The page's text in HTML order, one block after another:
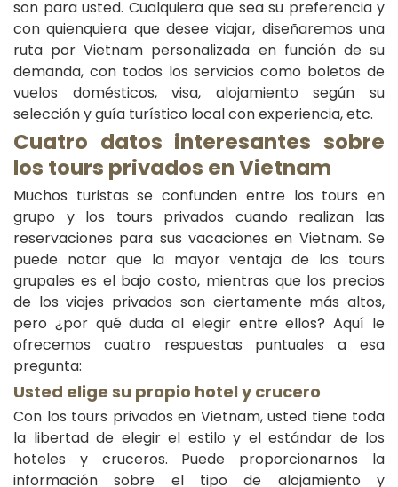
son para usted. Cualquiera que sea su preferencia y
con quienquiera que desee viajar, diseñaremos una
ruta por Vietnam personalizada en función de su
demanda, con todos los servicios como boletos de
vuelos domésticos, visa, alojamiento según su
selección y guía turístico local con experiencia, etc.
Cuatro datos interesantes sobre
los tours privados en Vietnam
Muchos turistas se confunden entre los tours en
grupo y los tours privados cuando realizan las
reservaciones para sus vacaciones en Vietnam. Se
puede notar que la mayor ventaja de los tours
grupales es el bajo costo, mientras que los precios
de los viajes privados son ciertamente más altos,
pero ¿por qué duda al elegir entre ellos? Aquí le
ofrecemos cuatro respuestas puntuales a esa
pregunta:
Usted elige su propio hotel y crucero
Con los tours privados en Vietnam, usted tiene toda
la libertad de elegir el estilo y el estándar de los
hoteles y cruceros. Puede proporcionarnos la
información sobre el tipo de alojamiento y